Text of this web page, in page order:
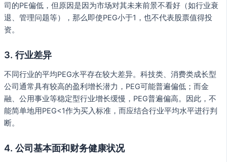
司的PE偏低，但原因是因为市场对其未来前景不看好（如行业衰
退、管理问题等），那么即使PEG小于1，也不代表股票值得投
资。
3. 行业差异
不同行业的平均PEG水平存在较大差异。科技类、消费类成长型
公司通常具有较高的盈利增长潜力，PEG可能普遍偏低；而金
融、公用事业等稳定型行业增长缓慢，PEG普遍偏高。因此，不
能简单地用PEG<1作为买入标准，而应结合行业平均水平进行判
断。
4. 公司基本面和财务健康状况